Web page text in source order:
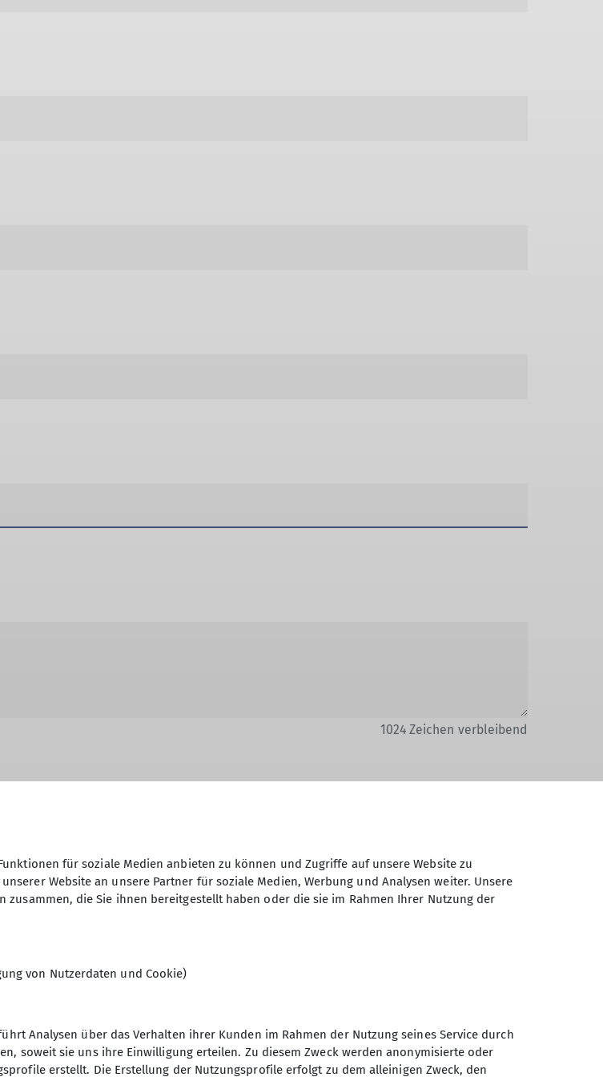
1024Zeichen verbleibend
*
Kontaktformular eingegebenen Daten elektronisch gesichert und zum
Mir ist bekannt, dass ich meine Einwilligung jederzeit wiederrufen kann.
Sektion Augsburg des
für soziale Medien anbieten zu können und Zugriffe auf unsere Website zu
Website an unsere Partner für soziale Medien, Werbung und Analysen weiter. Unsere
die Sie ihnen bereitgestellt haben oder die sie im Rahmen Ihrer Nutzung der
von Nutzerdaten und Cookie)
Analysen über das Verhalten ihrer Kunden im Rahmen der Nutzung seines Service durch
soweit sie uns ihre Einwilligung erteilen. Zu diesem Zweck werden anonymisierte oder
erstellt. Die Erstellung der Nutzungsprofile erfolgt zu dem alleinigen Zweck, den